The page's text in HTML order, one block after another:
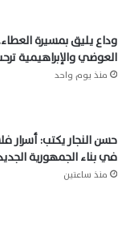
وداع يليق بمسيرة
العوضي والإبراهيمية
منذ يوم واحد
حسن النجار يكتب: أسرار
في بناء الجمهورية
منذ ساعتين